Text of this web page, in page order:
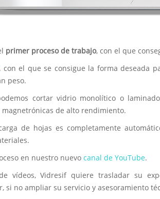
primer proceso de trabajo, con el que
, con el que se consigue la forma deseada
peso.
cortar vidrio monolítico o
de alto rendimiento.
de hojas es completamente
en nuestro nuevo canal de YouTube.
vídeos, Vidresif quiere trasladar su
si no ampliar su servicio y asesoramiento